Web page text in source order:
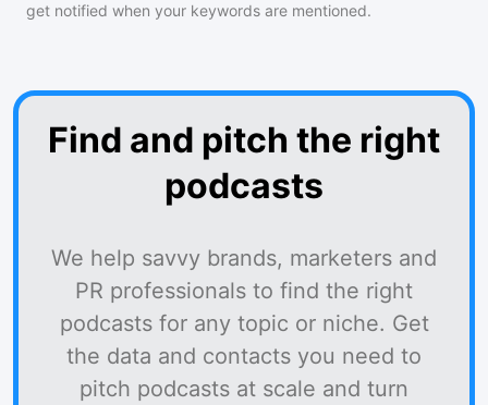
get notified when your keywords are mentioned.
Find and pitch the right
podcasts
We help savvy brands, marketers and
PR professionals to find the right
podcasts for any topic or niche. Get
the data and contacts you need to
pitch podcasts at scale and turn